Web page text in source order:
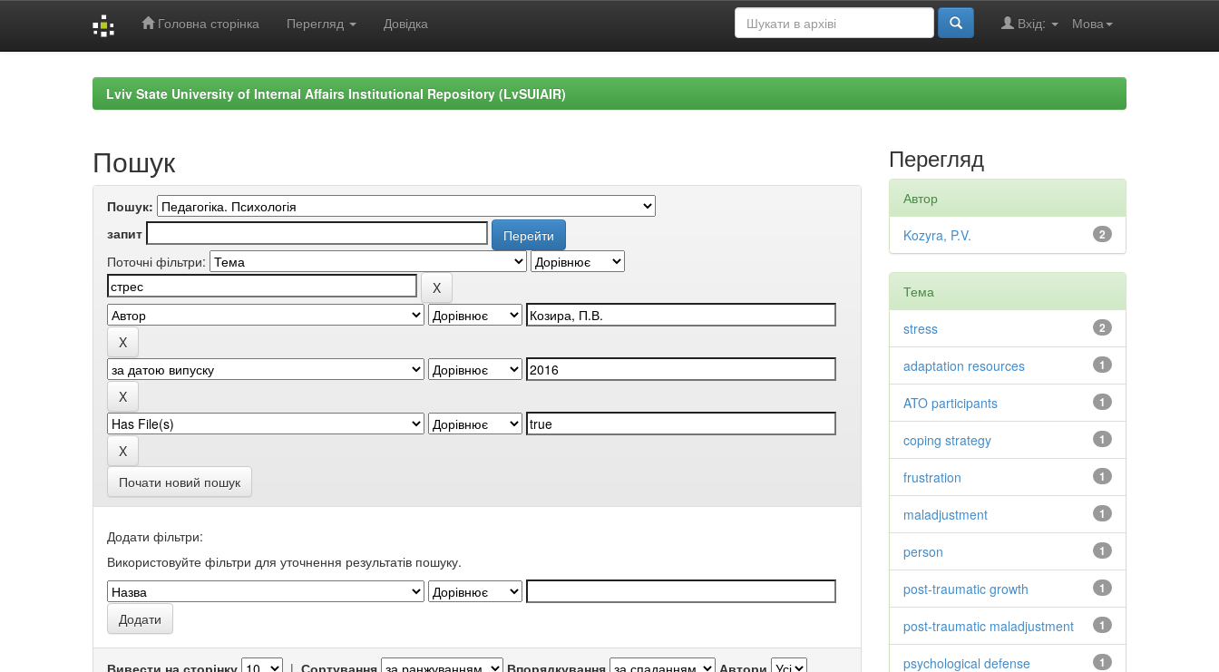
Головна сторінка Перегляд Довідка Мова
Вхід:
Lviv State University of Internal Affairs Institutional Repository (LvSUIAIR)
Пошук
Пошук:
запит
Поточні фільтри:
Почати новий пошук
Додати фільтри:
Використовуйте фільтри для уточнення результатів пошуку.
Вивести на сторінку | Сортування Впорядкування Автори
Перегляд
Автор
2
Kozyra, P.V.
Тема
2
stress
1
adaptation resources
1
ATO participants
1
coping strategy
1
frustration
1
maladjustment
1
person
1
post-traumatic growth
1
post-traumatic maladjustment
1
psychological defense